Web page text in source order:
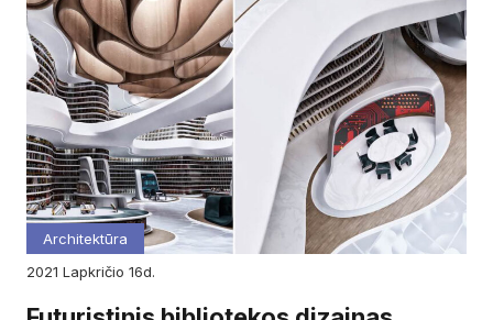
Architektūra
2021
lapkričio 16d.